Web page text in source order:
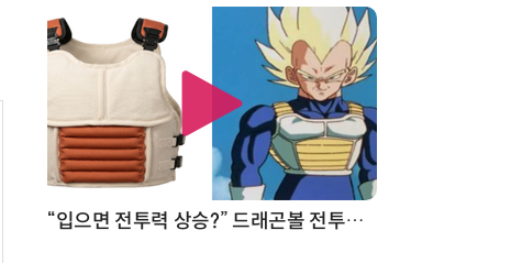
“입으면 전투력 상승?” 드래곤볼 전투복 닮은 중량조끼